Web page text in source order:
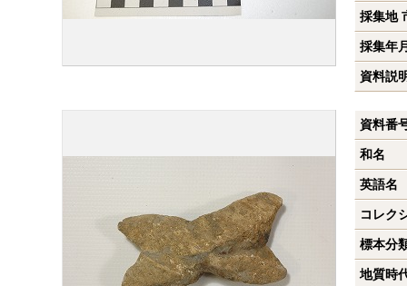
採集地
採集年
資料説
資料番
和名
英語名
コレク
標本分
地質時